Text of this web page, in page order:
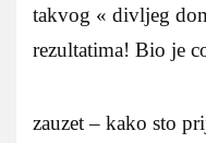
takvog « divljeg
rezultatima! Bio je
zauzet – kako sto